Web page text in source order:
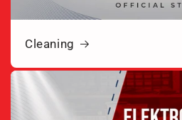
Cleaning